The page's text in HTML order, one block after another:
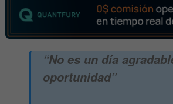
“No es un día
oportunidad”